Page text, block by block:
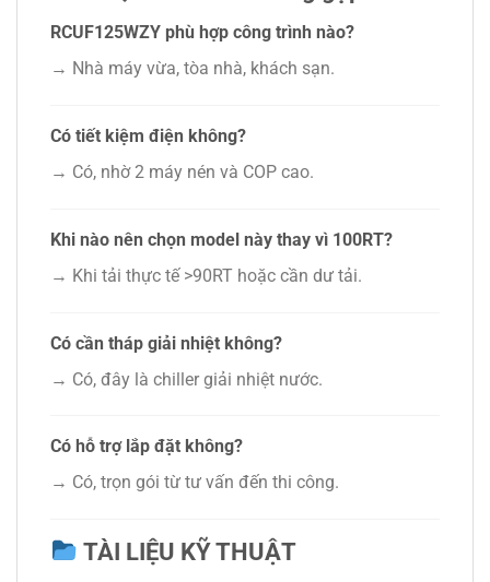
RCUF125WZY phù hợp công trình nào?
→ Nhà máy vừa, tòa nhà, khách sạn.
Có tiết kiệm điện không?
→ Có, nhờ 2 máy nén và COP cao.
Khi nào nên chọn model này thay vì 100RT?
→ Khi tải thực tế >90RT hoặc cần dư tải.
Có cần tháp giải nhiệt không?
→ Có, đây là chiller giải nhiệt nước.
Có hỗ trợ lắp đặt không?
→ Có, trọn gói từ tư vấn đến thi công.
TÀI LIỆU KỸ THUẬT